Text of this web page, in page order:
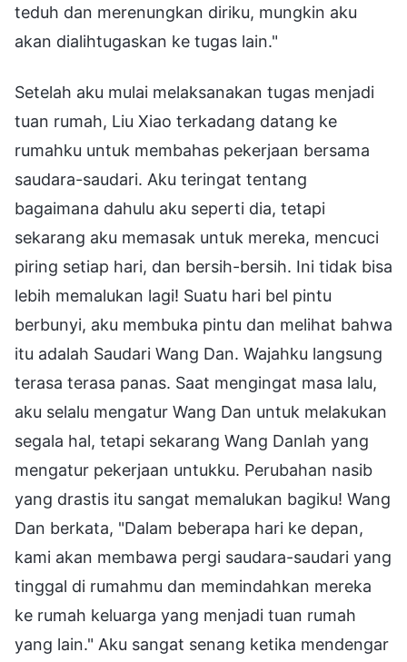
teduh dan merenungkan diriku, mungkin aku
akan dialihtugaskan ke tugas lain."
Setelah aku mulai melaksanakan tugas menjadi
tuan rumah, Liu Xiao terkadang datang ke
rumahku untuk membahas pekerjaan bersama
saudara-saudari. Aku teringat tentang
bagaimana dahulu aku seperti dia, tetapi
sekarang aku memasak untuk mereka, mencuci
piring setiap hari, dan bersih-bersih. Ini tidak bisa
lebih memalukan lagi! Suatu hari bel pintu
berbunyi, aku membuka pintu dan melihat bahwa
itu adalah Saudari Wang Dan. Wajahku langsung
terasa terasa panas. Saat mengingat masa lalu,
aku selalu mengatur Wang Dan untuk melakukan
segala hal, tetapi sekarang Wang Danlah yang
mengatur pekerjaan untukku. Perubahan nasib
yang drastis itu sangat memalukan bagiku! Wang
Dan berkata, "Dalam beberapa hari ke depan,
kami akan membawa pergi saudara-saudari yang
tinggal di rumahmu dan memindahkan mereka
ke rumah keluarga yang menjadi tuan rumah
yang lain." Aku sangat senang ketika mendengar